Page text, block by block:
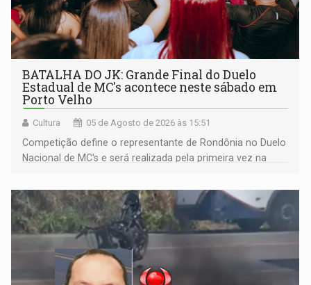
BATALHA DO JK: Grande Final do Duelo
Estadual de MC's acontece neste sábado em
Porto Velho
Cultura 05 de Agosto de 2026 às 15:51
Competição define o representante de Rondônia no Duelo
Nacional de MC's e será realizada pela primeira vez na